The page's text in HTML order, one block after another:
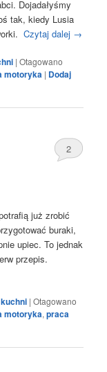
Dojadałyśmy
tak, kiedy Lusia
Czytaj dalej →
|Otagowano
motoryka | Dodaj
2
już zrobić
buraki,
upiec. To jednak
przepis.
|Otagowano
motoryka,praca